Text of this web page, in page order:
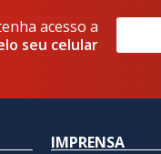
acesso a
seu celular
IMPRENSA